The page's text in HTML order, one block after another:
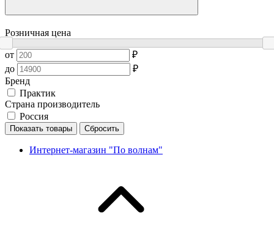
Розничная цена
от
₽
до
₽
Бренд
Практик
Страна производитель
Россия
Показать товары Сбросить
Интернет-магазин "По волнам"